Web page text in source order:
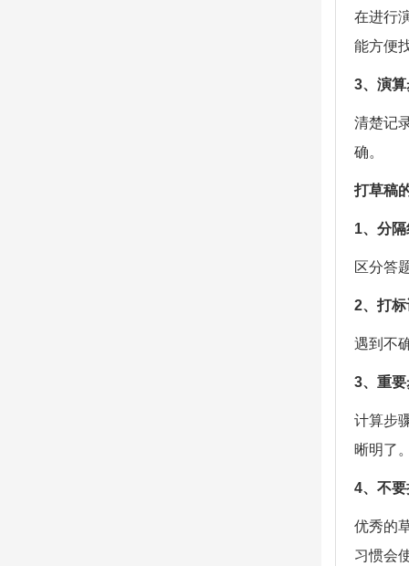
在进行
能方便
3、演
清楚记
确。
打草稿
1、分隔
区分答
2、打标
遇到不
3、重
计算步
晰明了
4、不
优秀的
习惯会